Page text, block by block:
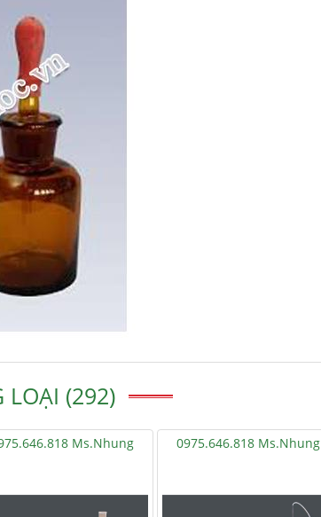
LOẠI (292)
Ms.Nhung 0975.646.818 Ms.Nhung